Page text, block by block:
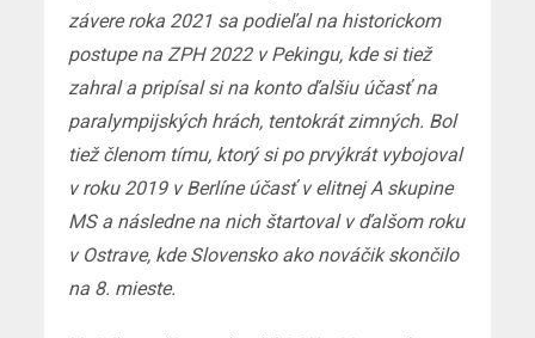
závere roka 2021 sa podieľal na historickom
postupe na ZPH 2022 v Pekingu, kde si tiež
zahral a pripísal si na konto ďalšiu účasť na
paralympijských hrách, tentokrát zimných. Bol
tiež členom tímu, ktorý si po prvýkrát vybojoval
v roku 2019 v Berlíne účasť v elitnej A skupine
MS a následne na nich štartoval v ďalšom roku
v Ostrave, kde Slovensko ako nováčik skončilo
na 8. mieste.